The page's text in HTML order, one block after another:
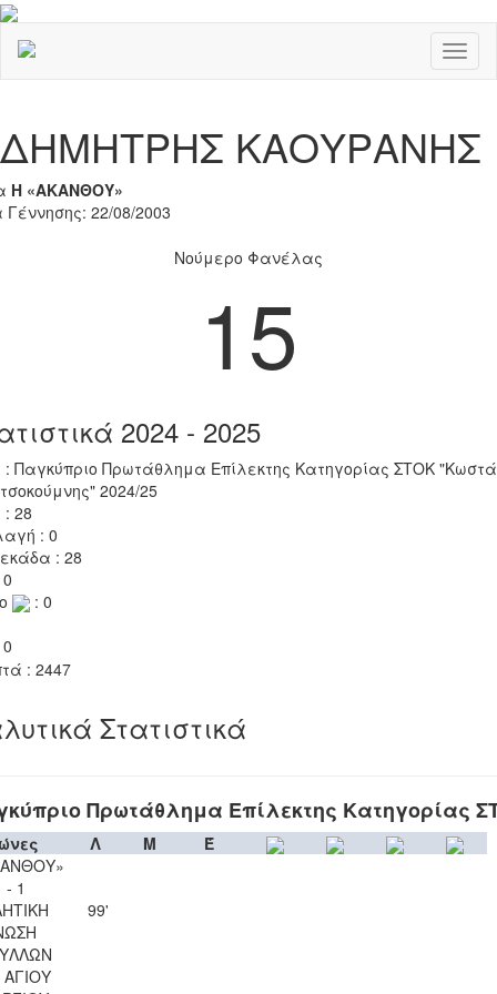
ΔΗΜΗΤΡΗΣ ΚΑΟΥΡΑΝΗΣ
Η «ΑΚΑΝΘΟΥ»
Γέννησης: 22/08/2003
Νούμερο Φανέλας
15
2024 - 2025
: Παγκύπριο Πρωτάθλημα Επίλεκτης Κατηγορίας ΣΤΟΚ
2024/25
28
: 0
: 28
: 0
: 2447
Στατιστικά
Πρωτάθλημα Επίλεκτης Κατηγορίας
Λ Μ
Έ
- 1
99'